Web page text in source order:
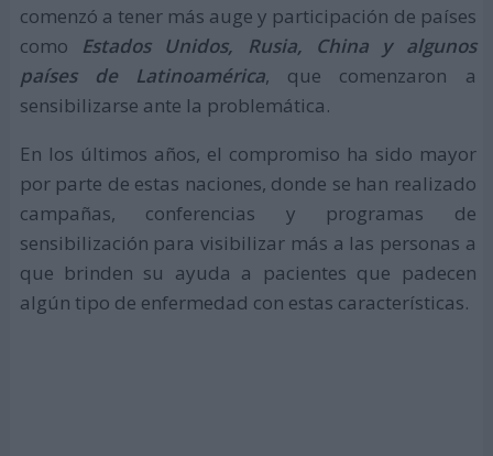
comenzó a tener más auge y participación de países
como Estados Unidos, Rusia, China y algunos
países de Latinoamérica, que comenzaron a
sensibilizarse ante la problemática.
En los últimos años, el compromiso ha sido mayor
por parte de estas naciones, donde se han realizado
campañas, conferencias y programas de
sensibilización para visibilizar más a las personas a
que brinden su ayuda a pacientes que padecen
algún tipo de enfermedad con estas características.